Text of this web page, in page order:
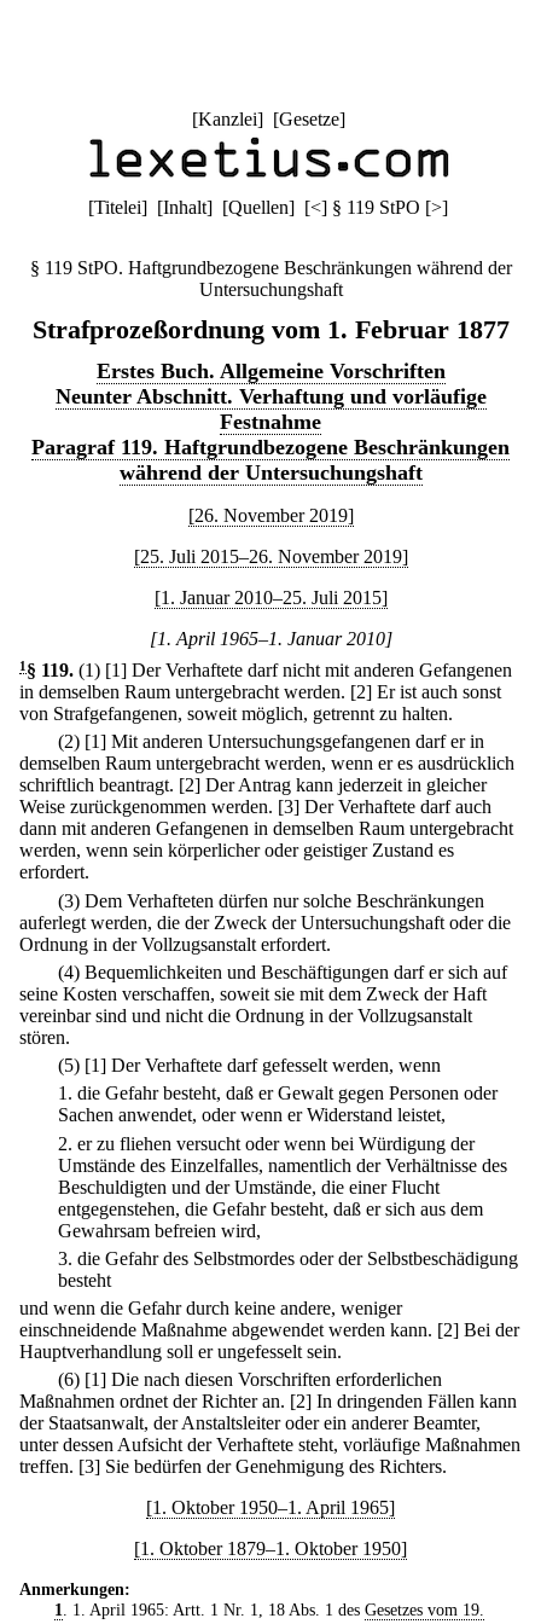
[Kanzlei] [Gesetze]
[Titelei] [Inhalt] [Quellen] [<] § 119 StPO [>]
§ 119 StPO. Haftgrundbezogene Beschränkungen während der
Untersuchungshaft
Strafprozeßordnung vom 1. Februar 1877
Erstes Buch. Allgemeine Vorschriften
Neunter Abschnitt. Verhaftung und vorläufige
Festnahme
Paragraf 119. Haftgrundbezogene Beschränkungen
während der Untersuchungshaft
[26. November 2019]
[25. Juli 2015–26. November 2019]
[1. Januar 2010–25. Juli 2015]
[1. April 1965–1. Januar 2010]
1 § 119. (1) [1] Der Verhaftete darf nicht mit anderen Gefangenen
in demselben Raum untergebracht werden. [2] Er ist auch sonst
von Strafgefangenen, soweit möglich, getrennt zu halten.
(2) [1] Mit anderen Untersuchungsgefangenen darf er in
demselben Raum untergebracht werden, wenn er es ausdrücklich
schriftlich beantragt. [2] Der Antrag kann jederzeit in gleicher
Weise zurückgenommen werden. [3] Der Verhaftete darf auch
dann mit anderen Gefangenen in demselben Raum untergebracht
werden, wenn sein körperlicher oder geistiger Zustand es
erfordert.
(3) Dem Verhafteten dürfen nur solche Beschränkungen
auferlegt werden, die der Zweck der Untersuchungshaft oder die
Ordnung in der Vollzugsanstalt erfordert.
(4) Bequemlichkeiten und Beschäftigungen darf er sich auf
seine Kosten verschaffen, soweit sie mit dem Zweck der Haft
vereinbar sind und nicht die Ordnung in der Vollzugsanstalt
stören.
(5) [1] Der Verhaftete darf gefesselt werden, wenn
1. die Gefahr besteht, daß er Gewalt gegen Personen oder
Sachen anwendet, oder wenn er Widerstand leistet,
2. er zu fliehen versucht oder wenn bei Würdigung der
Umstände des Einzelfalles, namentlich der Verhältnisse des
Beschuldigten und der Umstände, die einer Flucht
entgegenstehen, die Gefahr besteht, daß er sich aus dem
Gewahrsam befreien wird,
3. die Gefahr des Selbstmordes oder der Selbstbeschädigung
besteht
und wenn die Gefahr durch keine andere, weniger
einschneidende Maßnahme abgewendet werden kann. [2] Bei der
Hauptverhandlung soll er ungefesselt sein.
(6) [1] Die nach diesen Vorschriften erforderlichen
Maßnahmen ordnet der Richter an. [2] In dringenden Fällen kann
der Staatsanwalt, der Anstaltsleiter oder ein anderer Beamter,
unter dessen Aufsicht der Verhaftete steht, vorläufige Maßnahmen
treffen. [3] Sie bedürfen der Genehmigung des Richters.
[1. Oktober 1950–1. April 1965]
[1. Oktober 1879–1. Oktober 1950]
Anmerkungen:
1. 1. April 1965: Artt. 1 Nr. 1, 18 Abs. 1 des Gesetzes vom 19.